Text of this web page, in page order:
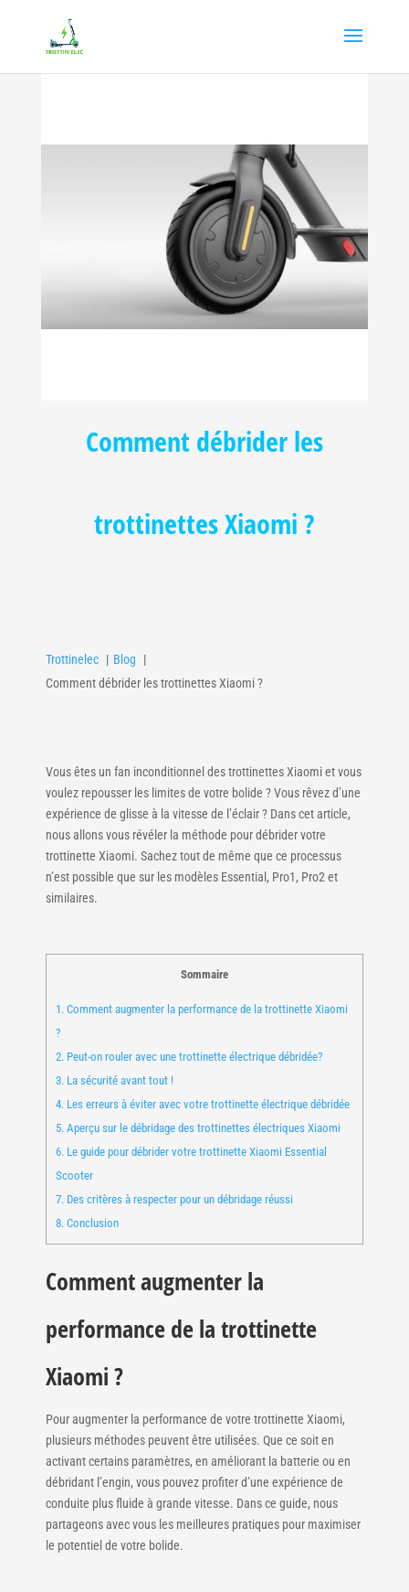
Comment débrider les
trottinettes Xiaomi ?
Trottinelec
Blog
Comment débrider les trottinettes Xiaomi ?
Vous êtes un fan inconditionnel des trottinettes Xiaomi et vous
voulez repousser les limites de votre bolide ? Vous rêvez d’une
expérience de glisse à la vitesse de l’éclair ? Dans cet article,
nous allons vous révéler la méthode pour débrider votre
trottinette Xiaomi. Sachez tout de même que ce processus
n’est possible que sur les modèles Essential, Pro1, Pro2 et
similaires.
Sommaire
1. Comment augmenter la performance de la trottinette Xiaomi
?
2. Peut-on rouler avec une trottinette électrique débridée?
3. La sécurité avant tout !
4. Les erreurs à éviter avec votre trottinette électrique débridée
5. Aperçu sur le débridage des trottinettes électriques Xiaomi
6. Le guide pour débrider votre trottinette Xiaomi Essential
Scooter
7. Des critères à respecter pour un débridage réussi
8. Conclusion
Comment augmenter la
performance de la trottinette
Xiaomi ?
Pour augmenter la performance de votre trottinette Xiaomi,
plusieurs méthodes peuvent être utilisées. Que ce soit en
activant certains paramètres, en améliorant la batterie ou en
débridant l’engin, vous pouvez profiter d’une expérience de
conduite plus fluide à grande vitesse. Dans ce guide, nous
partageons avec vous les meilleures pratiques pour maximiser
le potentiel de votre bolide.